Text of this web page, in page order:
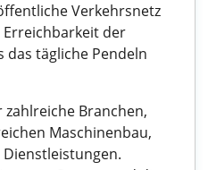
Verkehrsnetz
der
das tägliche Pendeln
Branchen,
Maschinenbau,